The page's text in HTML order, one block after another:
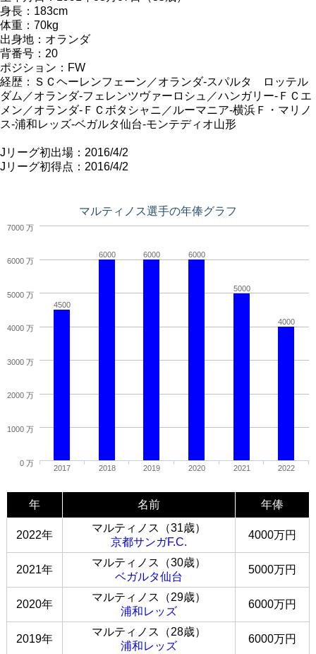
身長：183cm
体重：70kg
出身地：オランダ
背番号：20
ポジション：FW
経歴：ＳＣヘーレンフェーン／オランダ-スパルタ ロッテル
ダム／オランダ-フェレンツヴァーロシュ／ハンガリー-ＦＣエ
メン／オランダ-ＦＣボタシャニ／ルーマニア-横浜Ｆ・マリノ
ス-浦和レッズ-ベガルタ仙台-モンテディオ山形
Jリーグ初出場：2016/4/2
Jリーグ初得点：2016/4/2
マルティノス選手の年俸グラフ
4500
6000 6000 6000
5000
4000
2017 2018 2019 2020 2021 2022
0 万
1000 万
2000 万
3000 万
4000 万
5000 万
6000 万
7000 万
年 名前 年俸
2022年
マルティノス（31歳）
京都サンガF.C.
4000万円
2021年
マルティノス（30歳）
ベガルタ仙台
5000万円
2020年
マルティノス（29歳）
浦和レッズ
6000万円
2019年
マルティノス（28歳）
浦和レッズ
6000万円